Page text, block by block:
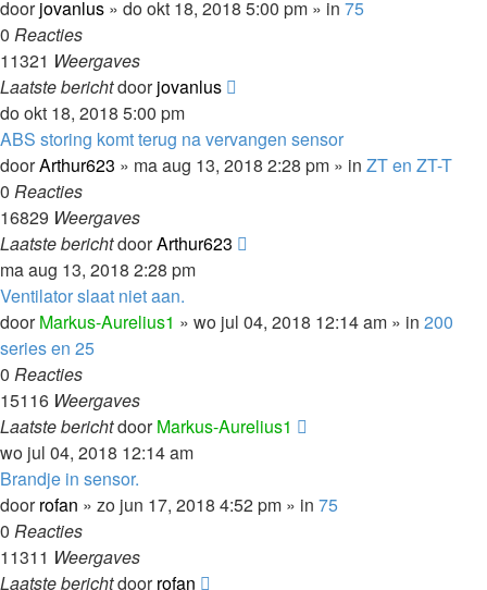
doorjovanlus » do okt 18, 2018 5:00 pm » in 75
0 Reacties
11321 Weergaves
Laatste berichtdoorjovanlus
do okt 18, 2018 5:00 pm
ABS storing komt terug na vervangen sensor
doorArthur623 » ma aug 13, 2018 2:28 pm » in ZT en ZT-T
0 Reacties
16829 Weergaves
Laatste berichtdoorArthur623
ma aug 13, 2018 2:28 pm
Ventilator slaat niet aan.
doorMarkus-Aurelius1 » wo jul 04, 2018 12:14 am » in 200
series en 25
0 Reacties
15116 Weergaves
Laatste berichtdoorMarkus-Aurelius1
wo jul 04, 2018 12:14 am
Brandje in sensor.
doorrofan » zo jun 17, 2018 4:52 pm » in 75
0 Reacties
11311 Weergaves
Laatste berichtdoorrofan